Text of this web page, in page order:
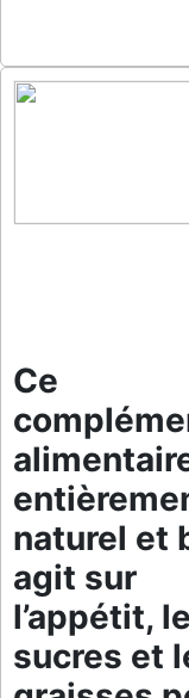
Ce
naturel et
agit sur
l’appétit,
sucres et